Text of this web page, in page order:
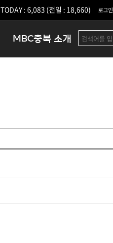
TODAY : 6,083 (전일 : 18,660) 로그인
MBC충북 소개
오시는길